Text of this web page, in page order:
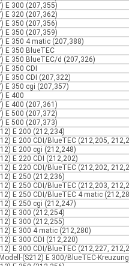
E 300 (207,355)
E 320 (207,362)
E 350 (207,356)
E 350 (207,359)
E 350 4 matic (207,388)
E 350 BlueTEC
E 350 BlueTEC/d (207,326)
E 350 CDI
E 350 CDI (207,322)
E 350 cgi (207,357)
E 400
E 400 (207,361)
E 500 (207,372)
E 500 (207,373)
E 200 (212,234)
E 200 CDI/BlueTEC (212,205,
E 200 cgi (212,248)
E 220 CDI (212,202)
E 220 CDI/BlueTEC (212,202,
E 250 (212,236)
E 250 CDI/BlueTEC (212,203,
E 250 CDI/BlueTEC 4 matic
E 250 cgi (212,247)
E 300 (212,254)
E 300 (212,255)
E 300 4 matic (212,280)
E 300 CDI (212,220)
E 300 CDI/BlueTEC (212,227,
(S212) E 300/BlueTEC-